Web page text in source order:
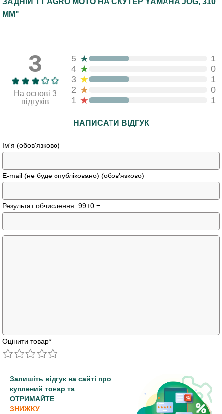
ЗАДНІЙ TT AGRO MOTO НА СКУТЕР YAMAHA JOG, 310
ММ"
3
На основі 3
відгуків
5 ★
1
4 ★
0
3 ★
1
2 ★
0
1 ★ 1
НАПИСАТИ ВІДГУК
Ім'я (обов'язково)
E-mail (не буде опубліковано) (обов'язково)
Результат обчислення: 99+0 =
Оцінити товар*
Залишіть відгук на сайті про
куплений товар та
ОТРИМАЙТЕ
ЗНИЖКУ